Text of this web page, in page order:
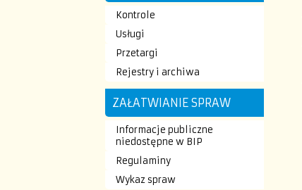
Kontrole
Usługi
Przetargi
Rejestry i archiwa
ZAŁATWIANIE SPRAW
Informacje publiczne
niedostępne w BIP
Regulaminy
Wykaz spraw